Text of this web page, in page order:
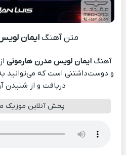
متن آهنگایمان
آهنگ ایمان لویس مدرن هارمونی از
و دوست‌داشتنی است که می‌توانید به
دریافت و از شنیدن
پخش آنلاین موزیک